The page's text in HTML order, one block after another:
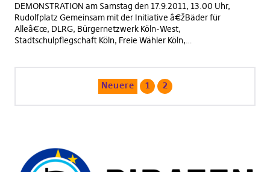
DEMONSTRATION am Samstag den 17.9.2011, 13.00 Uhr,
Rudolfplatz Gemeinsam mit der Initiative â€žBäder für
Alleâ€œ, DLRG, Bürgernetzwerk Köln-West,
Stadtschulpflegschaft Köln, Freie Wähler Köln,…
Neuere 1 2